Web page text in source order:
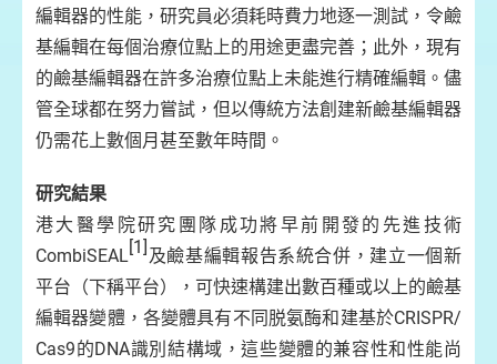
編輯器的性能，研究員必須耗時費力地逐一測試，令鹼
基編輯在每個治療位點上的用途更盡完善；此外，現有
的鹼基編輯器在許多治療位點上未能進行精確編輯。儘
管全球都在努力嘗試，但以傳統方法創建新鹼基編輯器
仍需花上數個月甚至數年時間。
研究結果
港大醫學院研究團隊成功將早前開發的先進技術
CombiSEAL[1] 及鹼基編輯報告系統合併，建立一個新
平台（下稱平台），可快速構建出數百種或以上的鹼基
編輯器變體，各變體具有不同脱氨酶和建基於CRISPR/
Cas9的DNA識別結構域，這些變體的兼容性和性能尚